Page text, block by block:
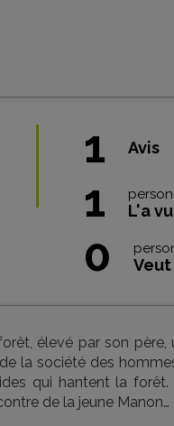
1 Avis
1 L'a vu
0
élevé par son père,
la société des
qui hantent la forêt.
de la jeune Manon…